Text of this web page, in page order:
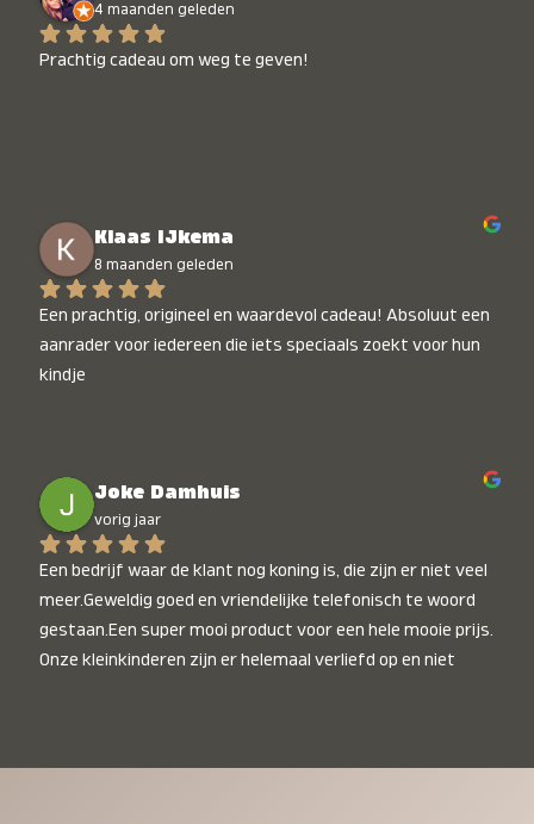
4 maanden geleden
Prachtig cadeau om weg te geven!
Klaas IJkema
8 maanden geleden
Een prachtig, origineel en waardevol cadeau! Absoluut een
aanrader voor iedereen die iets speciaals zoekt voor hun
kindje
Joke Damhuis
vorig jaar
Een bedrijf waar de klant nog koning is, die zijn er niet veel
meer.Geweldig goed en vriendelijke telefonisch te woord
gestaan.Een super mooi product voor een hele mooie prijs.
Onze kleinkinderen zijn er helemaal verliefd op en niet